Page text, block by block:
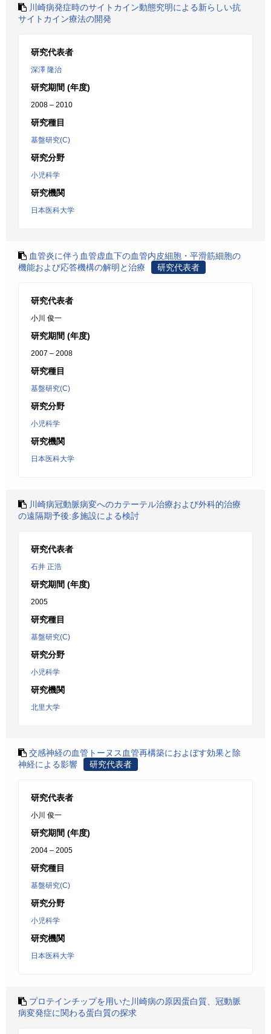
川崎病発症時のサイトカイン動態究明による新らしい抗
サイトカイン療法の開発
研究代表者
深澤 隆治
研究期間 (年度)
2008 – 2010
研究種目
基盤研究(C)
研究分野
小児科学
研究機関
日本医科大学
血管炎に伴う血管虚血下の血管内皮細胞・平滑筋細胞の
機能および応答機構の解明と治療
研究代表者
研究代表者
小川 俊一
研究期間 (年度)
2007 – 2008
研究種目
基盤研究(C)
研究分野
小児科学
研究機関
日本医科大学
川崎病冠動脈病変へのカテーテル治療および外科的治療
の遠隔期予後:多施設による検討
研究代表者
石井 正浩
研究期間 (年度)
2005
研究種目
基盤研究(C)
研究分野
小児科学
研究機関
北里大学
交感神経の血管トーヌス血管再構築におよぼす効果と除
神経による影響
研究代表者
研究代表者
小川 俊一
研究期間 (年度)
2004 – 2005
研究種目
基盤研究(C)
研究分野
小児科学
研究機関
日本医科大学
プロテインチップを用いた川崎病の原因蛋白質、冠動脈
病変発症に関わる蛋白質の探求